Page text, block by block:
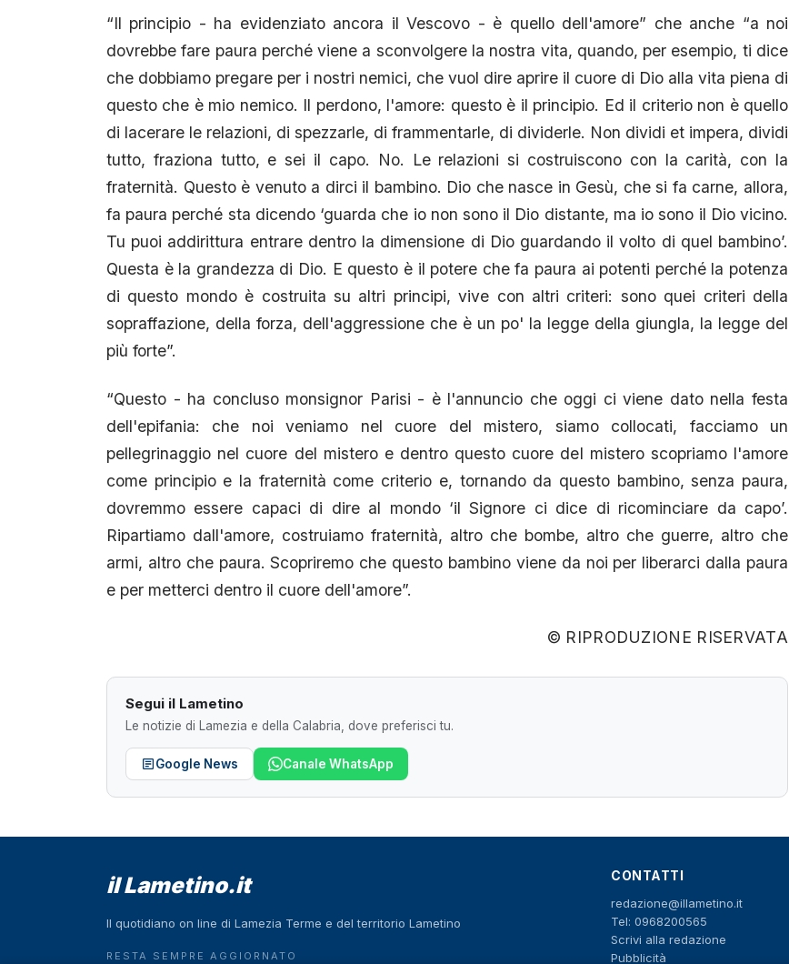
“Il principio - ha evidenziato ancora il Vescovo - è quello dell'amore” che anche “a noi
dovrebbe fare paura perché viene a sconvolgere la nostra vita, quando, per esempio, ti dice
che dobbiamo pregare per i nostri nemici, che vuol dire aprire il cuore di Dio alla vita piena di
questo che è mio nemico. Il perdono, l'amore: questo è il principio. Ed il criterio non è quello
di lacerare le relazioni, di spezzarle, di frammentarle, di dividerle. Non dividi et impera, dividi
tutto, fraziona tutto, e sei il capo. No. Le relazioni si costruiscono con la carità, con la
fraternità. Questo è venuto a dirci il bambino. Dio che nasce in Gesù, che si fa carne, allora,
fa paura perché sta dicendo ‘guarda che io non sono il Dio distante, ma io sono il Dio vicino.
Tu puoi addirittura entrare dentro la dimensione di Dio guardando il volto di quel bambino’.
Questa è la grandezza di Dio. E questo è il potere che fa paura ai potenti perché la potenza
di questo mondo è costruita su altri principi, vive con altri criteri: sono quei criteri della
sopraffazione, della forza, dell'aggressione che è un po' la legge della giungla, la legge del
più forte”.
“Questo - ha concluso monsignor Parisi - è l'annuncio che oggi ci viene dato nella festa
dell'epifania: che noi veniamo nel cuore del mistero, siamo collocati, facciamo un
pellegrinaggio nel cuore del mistero e dentro questo cuore del mistero scopriamo l'amore
come principio e la fraternità come criterio e, tornando da questo bambino, senza paura,
dovremmo essere capaci di dire al mondo ‘il Signore ci dice di ricominciare da capo’.
Ripartiamo dall'amore, costruiamo fraternità, altro che bombe, altro che guerre, altro che
armi, altro che paura. Scopriremo che questo bambino viene da noi per liberarci dalla paura
e per metterci dentro il cuore dell'amore”.
© RIPRODUZIONE RISERVATA
Segui il Lametino
Le notizie di Lamezia e della Calabria, dove preferisci tu.
Google News Canale WhatsApp
il Lametino.it
Il quotidiano on line di Lamezia Terme e del territorio Lametino
RESTA SEMPRE AGGIORNATO
CONTATTI
redazione@illametino.it
Tel: 0968200565
Scrivi alla redazione
Pubblicità